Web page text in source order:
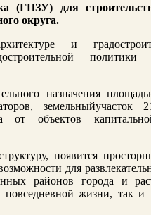
(ГПЗУ) для
округа.
и
политики
назначения
земельныйучасток
объектов
у, появится
для
районов города и
жизни, так и